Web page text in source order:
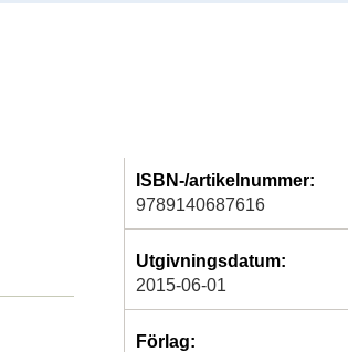
ISBN-/artikelnummer:
9789140687616
Utgivningsdatum:
2015-06-01
Förlag: